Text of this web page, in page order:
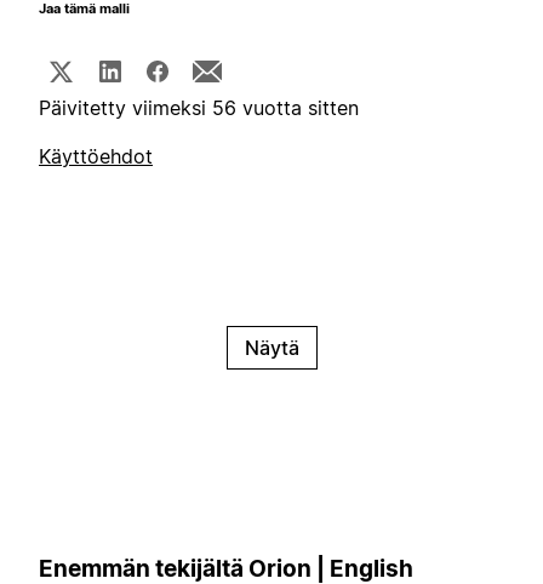
Jaa tämä malli
Päivitetty viimeksi 56 vuotta sitten
Käyttöehdot
Näytä
Enemmän tekijältä Orion | English